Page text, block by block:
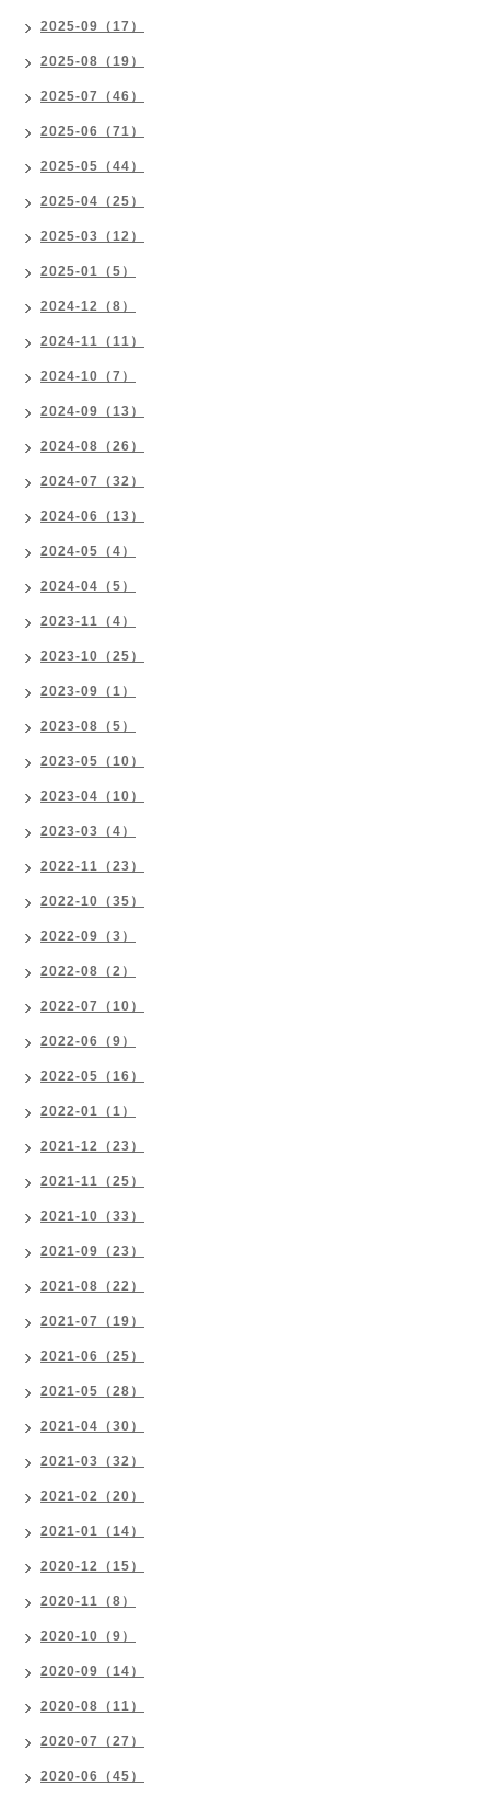
2025-09（17）
2025-08（19）
2025-07（46）
2025-06（71）
2025-05（44）
2025-04（25）
2025-03（12）
2025-01（5）
2024-12（8）
2024-11（11）
2024-10（7）
2024-09（13）
2024-08（26）
2024-07（32）
2024-06（13）
2024-05（4）
2024-04（5）
2023-11（4）
2023-10（25）
2023-09（1）
2023-08（5）
2023-05（10）
2023-04（10）
2023-03（4）
2022-11（23）
2022-10（35）
2022-09（3）
2022-08（2）
2022-07（10）
2022-06（9）
2022-05（16）
2022-01（1）
2021-12（23）
2021-11（25）
2021-10（33）
2021-09（23）
2021-08（22）
2021-07（19）
2021-06（25）
2021-05（28）
2021-04（30）
2021-03（32）
2021-02（20）
2021-01（14）
2020-12（15）
2020-11（8）
2020-10（9）
2020-09（14）
2020-08（11）
2020-07（27）
2020-06（45）